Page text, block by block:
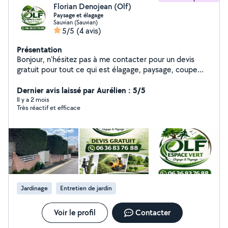
Florian Denojean (Olf)
Paysage et élagage
Sauvian (Sauvian)
5/5 (4 avis)
Présentation
Bonjour, n'hésitez pas à me contacter pour un devis
gratuit pour tout ce qui est élagage, paysage, coupe
de terrasse
Dernier avis laissé par Aurélien : 5/5
Il y a 2 mois
Très réactif et efficace
Jardinage Entretien de jardin
Voir le profil Contacter